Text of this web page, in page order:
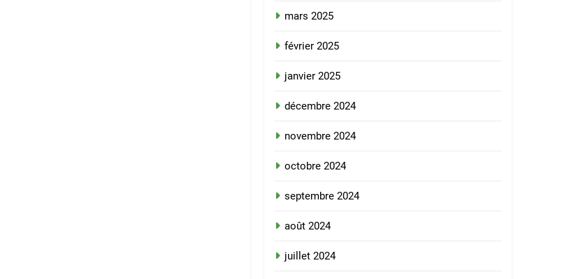
mars 2025
février 2025
janvier 2025
décembre 2024
novembre 2024
octobre 2024
septembre 2024
août 2024
juillet 2024